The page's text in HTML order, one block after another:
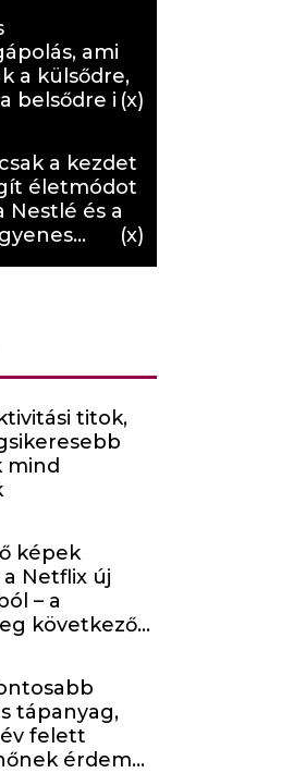
ami
a külsődre,
belsődre is
a kezdet
életmódot
Nestlé és a
titok,
mind
képek
Netflix új
– a
következő
tápanyag,
felett
érdemes